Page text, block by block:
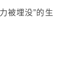
被埋没”的生